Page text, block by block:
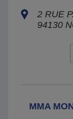
2 RUE
94130
MMA